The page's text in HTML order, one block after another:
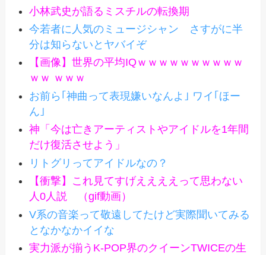
小林武史が語るミスチルの転換期
今若者に人気のミュージシャン さすがに半
分は知らないとヤバイぞ
【画像】世界の平均IQｗｗｗｗｗｗｗｗｗｗ
ｗｗ ｗｗｗ
お前ら｢神曲って表現嫌いなんよ｣ ワイ｢ほー
ん｣
神「今は亡きアーティストやアイドルを1年間
だけ復活させよう」
リトグリってアイドルなの？
【衝撃】これ見てすげええええって思わない
人0人説 （gif動画）
V系の音楽って敬遠してたけど実際聞いてみる
となかなかイイな
実力派が揃うK-POP界のクイーンTWICEの生